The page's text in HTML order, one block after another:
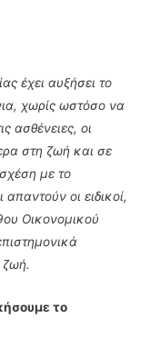
έχει αυξήσει το
χωρίς ωστόσο να
ασθένειες, οι
στη ζωή και σε
με το
οι ειδικοί,
Οικονομικού
ζωή.
το